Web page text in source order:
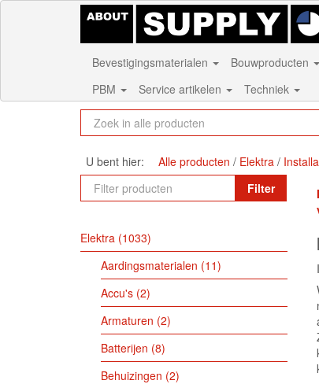
Bevestigingsmaterialen Bouwproducten
PBM
Service artikelen Techniek
U bent hier: Alle producten Elektra
Filter
Elektra 1033
Aardingsmaterialen 11
Accu's 2
Armaturen 2
Batterijen 8
Behuizingen 2